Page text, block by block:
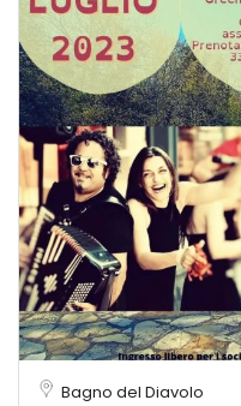
Bagno del Diavolo